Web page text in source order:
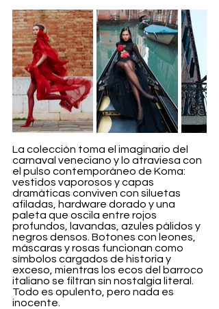
La colección toma el imaginario del
carnaval veneciano y lo atraviesa con
el pulso contemporáneo de Koma:
vestidos vaporosos y capas
dramáticas conviven con siluetas
afiladas, hardware dorado y una
paleta que oscila entre rojos
profundos, lavandas, azules pálidos y
negros densos. Botones con leones,
máscaras y rosas funcionan como
símbolos cargados de historia y
exceso, mientras los ecos del barroco
italiano se filtran sin nostalgia literal.
Todo es opulento, pero nada es
inocente.